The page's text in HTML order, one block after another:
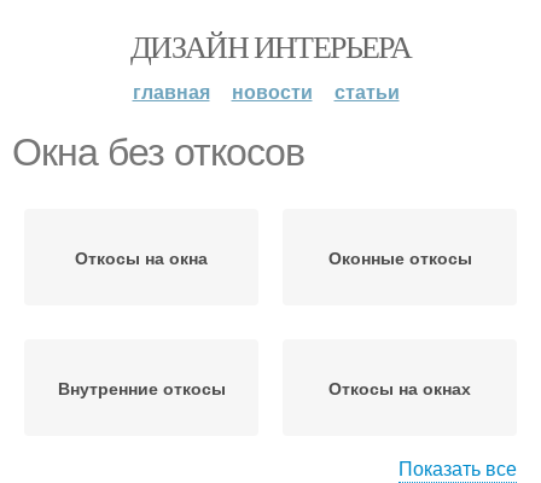
ДИЗАЙН ИНТЕРЬЕРА
главная новости статьи
Окна без откосов
Откосы на окна Оконные откосы
Внутренние откосы Откосы на окнах
Показать все